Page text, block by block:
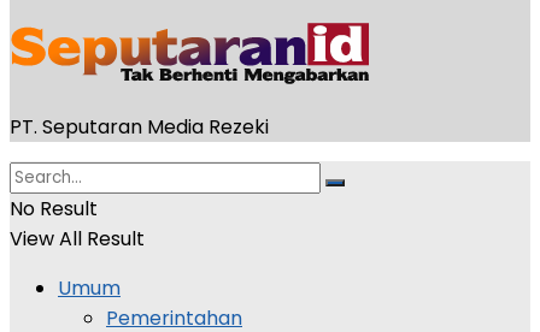
PT. Seputaran Media Rezeki
No Result
View All Result
Umum
Pemerintahan